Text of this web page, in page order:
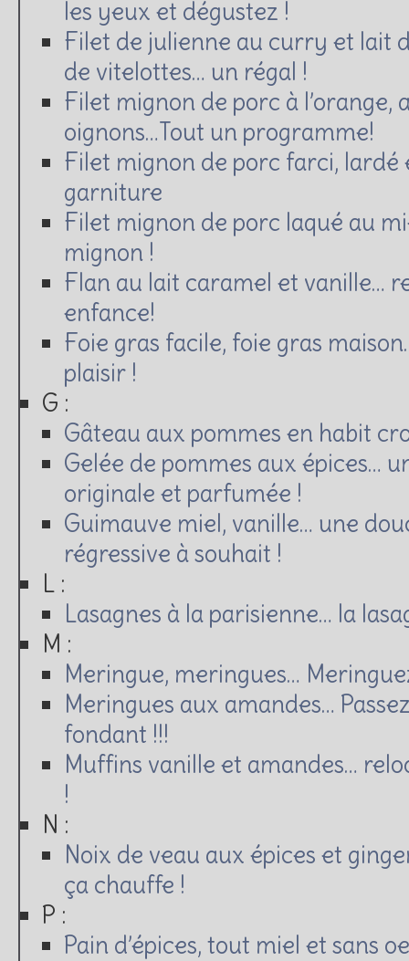
les yeux et dégustez !
Filet de julienne au curry et lait
de vitelottes… un régal !
Filet mignon de porc à l’orange,
oignons…Tout un programme!
Filet mignon de porc farci, lardé
garniture
Filet mignon de porc laqué au
mignon !
Flan au lait caramel et vanille…
enfance!
Foie gras facile, foie gras
plaisir !
G :
Gâteau aux pommes en habit
Gelée de pommes aux épices…
originale et parfumée !
Guimauve miel, vanille… une
régressive à souhait !
L :
Lasagnes à la parisienne… la
M :
Meringue, meringues…
Meringues aux amandes…
fondant !!!
Muffins vanille et amandes…
!
N :
Noix de veau aux épices et
ça chauffe !
P :
Pain d’épices, tout miel et sans